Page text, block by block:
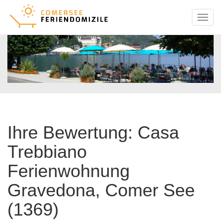
Menu
Ihre Bewertung: Casa
Trebbiano
Ferienwohnung
Gravedona, Comer See
(1369)